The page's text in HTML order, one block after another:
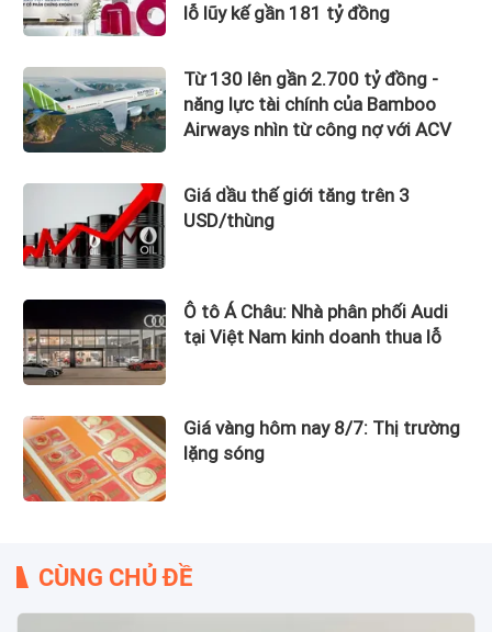
lỗ lũy kế gần 181 tỷ đồng
Từ 130 lên gần 2.700 tỷ đồng -
năng lực tài chính của Bamboo
Airways nhìn từ công nợ với ACV
Giá dầu thế giới tăng trên 3
USD/thùng
Ô tô Á Châu: Nhà phân phối Audi
tại Việt Nam kinh doanh thua lỗ
Giá vàng hôm nay 8/7: Thị trường
lặng sóng
CÙNG CHỦ ĐỀ